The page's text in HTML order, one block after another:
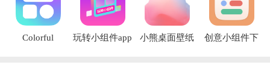
Colorful
玩转小组件app 小熊桌面壁纸
创意小组件下